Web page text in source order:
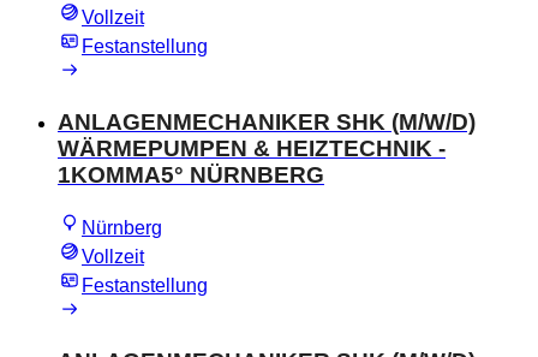
Vollzeit
Festanstellung
ANLAGENMECHANIKER SHK (M/W/D)
WÄRMEPUMPEN & HEIZTECHNIK -
1KOMMA5° NÜRNBERG
Nürnberg
Vollzeit
Festanstellung